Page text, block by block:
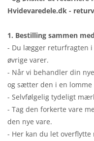
Hvidevaredele.dk -
1. Bestilling sammen
- Du lægger returfragten i
øvrige varer.
- Når vi behandler din
og sætter den i en lomme
- Selvfølgelig tydeligt
- Tag den forkerte vare
den nye vare.
- Her kan du let